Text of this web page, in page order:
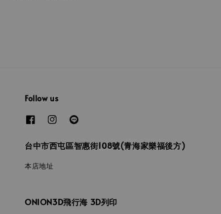
Follow us
台中市西屯區智惠街108號(青海家樂福後方)
本店地址
ONION3D飛行海 3D列印